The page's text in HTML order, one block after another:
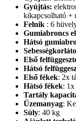
Gyújtás:
kikapcsolható +
Felnik : 6
Gumiabroncs
Hátsó
Első
Hátsó
Első fékek: 2x
Hátsó fékek: 1x
Tartály
Üzemanyag:
Súly: 40 kg